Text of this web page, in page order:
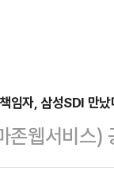
임자, 삼성SDI 만
웹서비스)
력 방안을